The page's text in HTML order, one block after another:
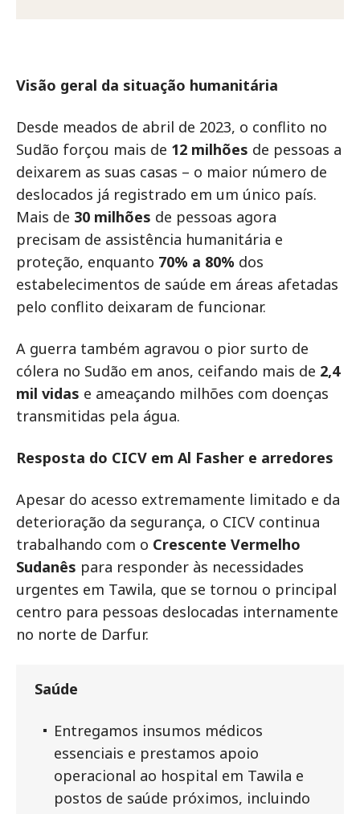
Visão geral da situação humanitária
Desde meados de abril de 2023, o conflito no
Sudão forçou mais de 12 milhões de pessoas a
deixarem as suas casas – o maior número de
deslocados já registrado em um único país.
Mais de 30 milhões de pessoas agora
precisam de assistência humanitária e
proteção, enquanto 70% a 80% dos
estabelecimentos de saúde em áreas afetadas
pelo conflito deixaram de funcionar.
A guerra também agravou o pior surto de
cólera no Sudão em anos, ceifando mais de 2,4
mil vidas e ameaçando milhões com doenças
transmitidas pela água.
Resposta do CICV em Al Fasher e arredores
Apesar do acesso extremamente limitado e da
deterioração da segurança, o CICV continua
trabalhando com o Crescente Vermelho
Sudanês para responder às necessidades
urgentes em Tawila, que se tornou o principal
centro para pessoas deslocadas internamente
no norte de Darfur.
Saúde
Entregamos insumos médicos
essenciais e prestamos apoio
operacional ao hospital em Tawila e
postos de saúde próximos, incluindo